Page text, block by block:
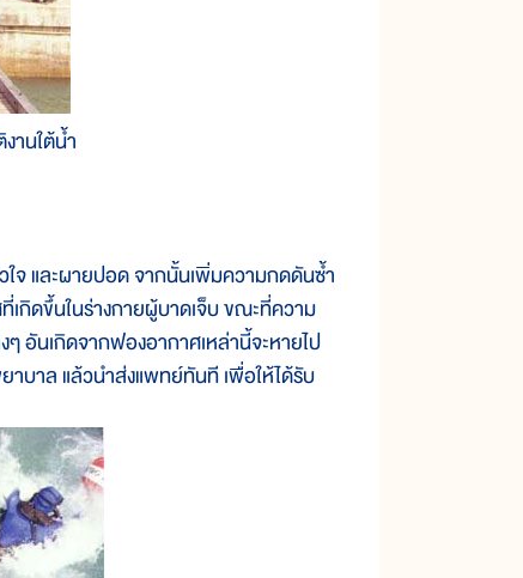
านใต้น้ำ
จ และผายปอด จากนั้นเพิ่มความกดดันซ้ำ
กิดขึ้นในร่างกายผู้บาดเจ็บ ขณะที่ความ
อันเกิดจากฟองอากาศเหล่านี้จะหายไป
บาล แล้วนำส่งแพทย์ทันที เพื่อให้ได้รับ